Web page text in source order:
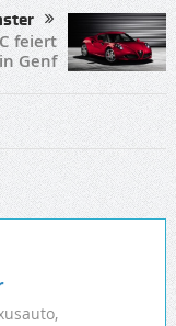
feiert
Genf